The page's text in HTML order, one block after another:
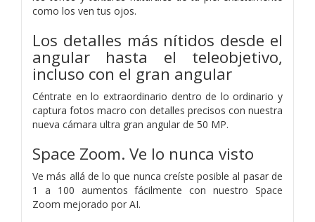
como los ven tus ojos.
Los detalles más nítidos desde el
angular hasta el teleobjetivo,
incluso con el gran angular
Céntrate en lo extraordinario dentro de lo ordinario y
captura fotos macro con detalles precisos con nuestra
nueva cámara ultra gran angular de 50 MP.
Space Zoom. Ve lo nunca visto
Ve más allá de lo que nunca creíste posible al pasar de
1 a 100 aumentos fácilmente con nuestro Space
Zoom mejorado por AI.